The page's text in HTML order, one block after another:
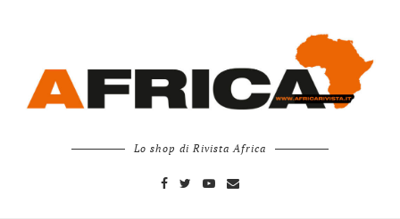
Lo shop di Rivista Africa